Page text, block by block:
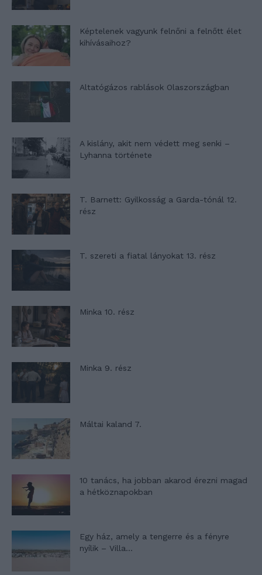
Képtelenek vagyunk felnőni a felnőtt élet
kihívásaihoz?
Altatógázos rablások Olaszországban
A kislány, akit nem védett meg senki –
Lyhanna története
T. Barnett: Gyilkosság a Garda-tónál 12.
rész
T. szereti a fiatal lányokat 13. rész
Minka 10. rész
Minka 9. rész
Máltai kaland 7.
10 tanács, ha jobban akarod érezni magad
a hétköznapokban
Egy ház, amely a tengerre és a fényre
nyílik – Villa...